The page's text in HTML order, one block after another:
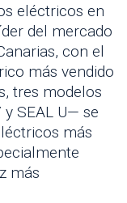
eléctricos en
del mercado
con el
más vendido
tres modelos
SEAL U— se
más
más